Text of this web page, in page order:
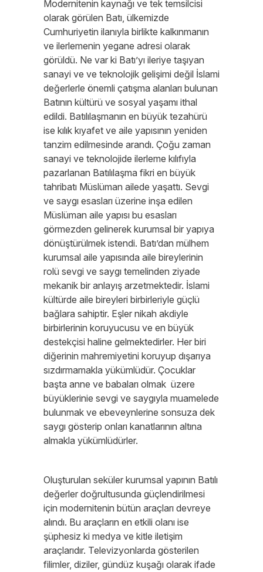
Modernitenin kaynağı ve tek temsilcisi
olarak görülen Batı, ülkemizde
Cumhuriyetin ilanıyla birlikte kalkınmanın
ve ilerlemenin yegane adresi olarak
görüldü. Ne var ki Batı’yı ileriye taşıyan
sanayi ve ve teknolojik gelişimi değil İslami
değerlerle önemli çatışma alanları bulunan
Batının kültürü ve sosyal yaşamı ithal
edildi. Batılılaşmanın en büyük tezahürü
ise kılık kıyafet ve aile yapısının yeniden
tanzim edilmesinde arandı. Çoğu zaman
sanayi ve teknolojide ilerleme kılıfıyla
pazarlanan Batılılaşma fikri en büyük
tahribatı Müslüman ailede yaşattı. Sevgi
ve saygı esasları üzerine inşa edilen
Müslüman aile yapısı bu esasları
görmezden gelinerek kurumsal bir yapıya
dönüştürülmek istendi. Batı’dan mülhem
kurumsal aile yapısında aile bireylerinin
rolü sevgi ve saygı temelinden ziyade
mekanik bir anlayış arzetmektedir. İslami
kültürde aile bireyleri birbirleriyle güçlü
bağlara sahiptir. Eşler nikah akdiyle
birbirlerinin koruyucusu ve en büyük
destekçisi haline gelmektedirler. Her biri
diğerinin mahremiyetini koruyup dışarıya
sızdırmamakla yükümlüdür. Çocuklar
başta anne ve babaları olmak üzere
büyüklerinie sevgi ve saygıyla muamelede
bulunmak ve ebeveynlerine sonsuza dek
saygı gösterip onları kanatlarının altına
almakla yükümlüdürler.
Oluşturulan seküler kurumsal yapının Batılı
değerler doğrultusunda güçlendirilmesi
için modernitenin bütün araçları devreye
alındı. Bu araçların en etkili olanı ise
şüphesiz ki medya ve kitle iletişim
araçlarıdır. Televizyonlarda gösterilen
filimler, diziler, gündüz kuşağı olarak ifade